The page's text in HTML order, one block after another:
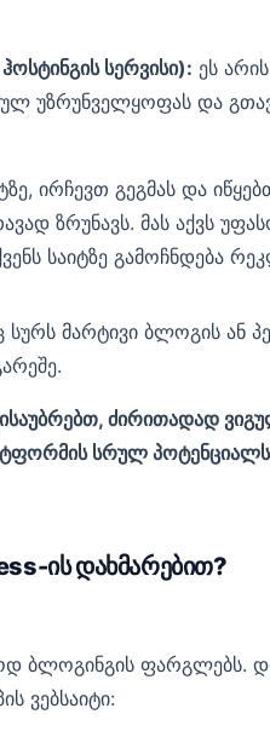
სერვისი): ეს
უზრუნველყოფას და
ირჩევთ გეგმას და
ზრუნავს. მას აქვს
საიტზე გამოჩნდება
სურს მარტივი ბლოგის ან
ძირითადად
სრულ
ის დახმარებით?
ბლოგინგის ფარგლებს.
ვებსაიტი: